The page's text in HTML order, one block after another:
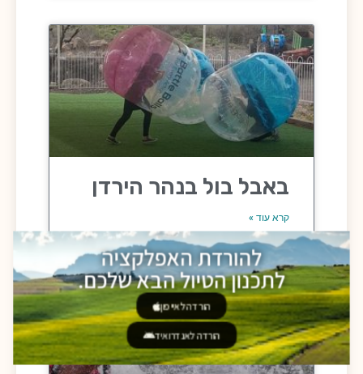
באבל בול בנהר הירדן
קרא עוד »
להורדת האפלקציה
לתכנון הטיול הבא שלכם.
הורדה לאייפון
הורדה לאנדרואיד